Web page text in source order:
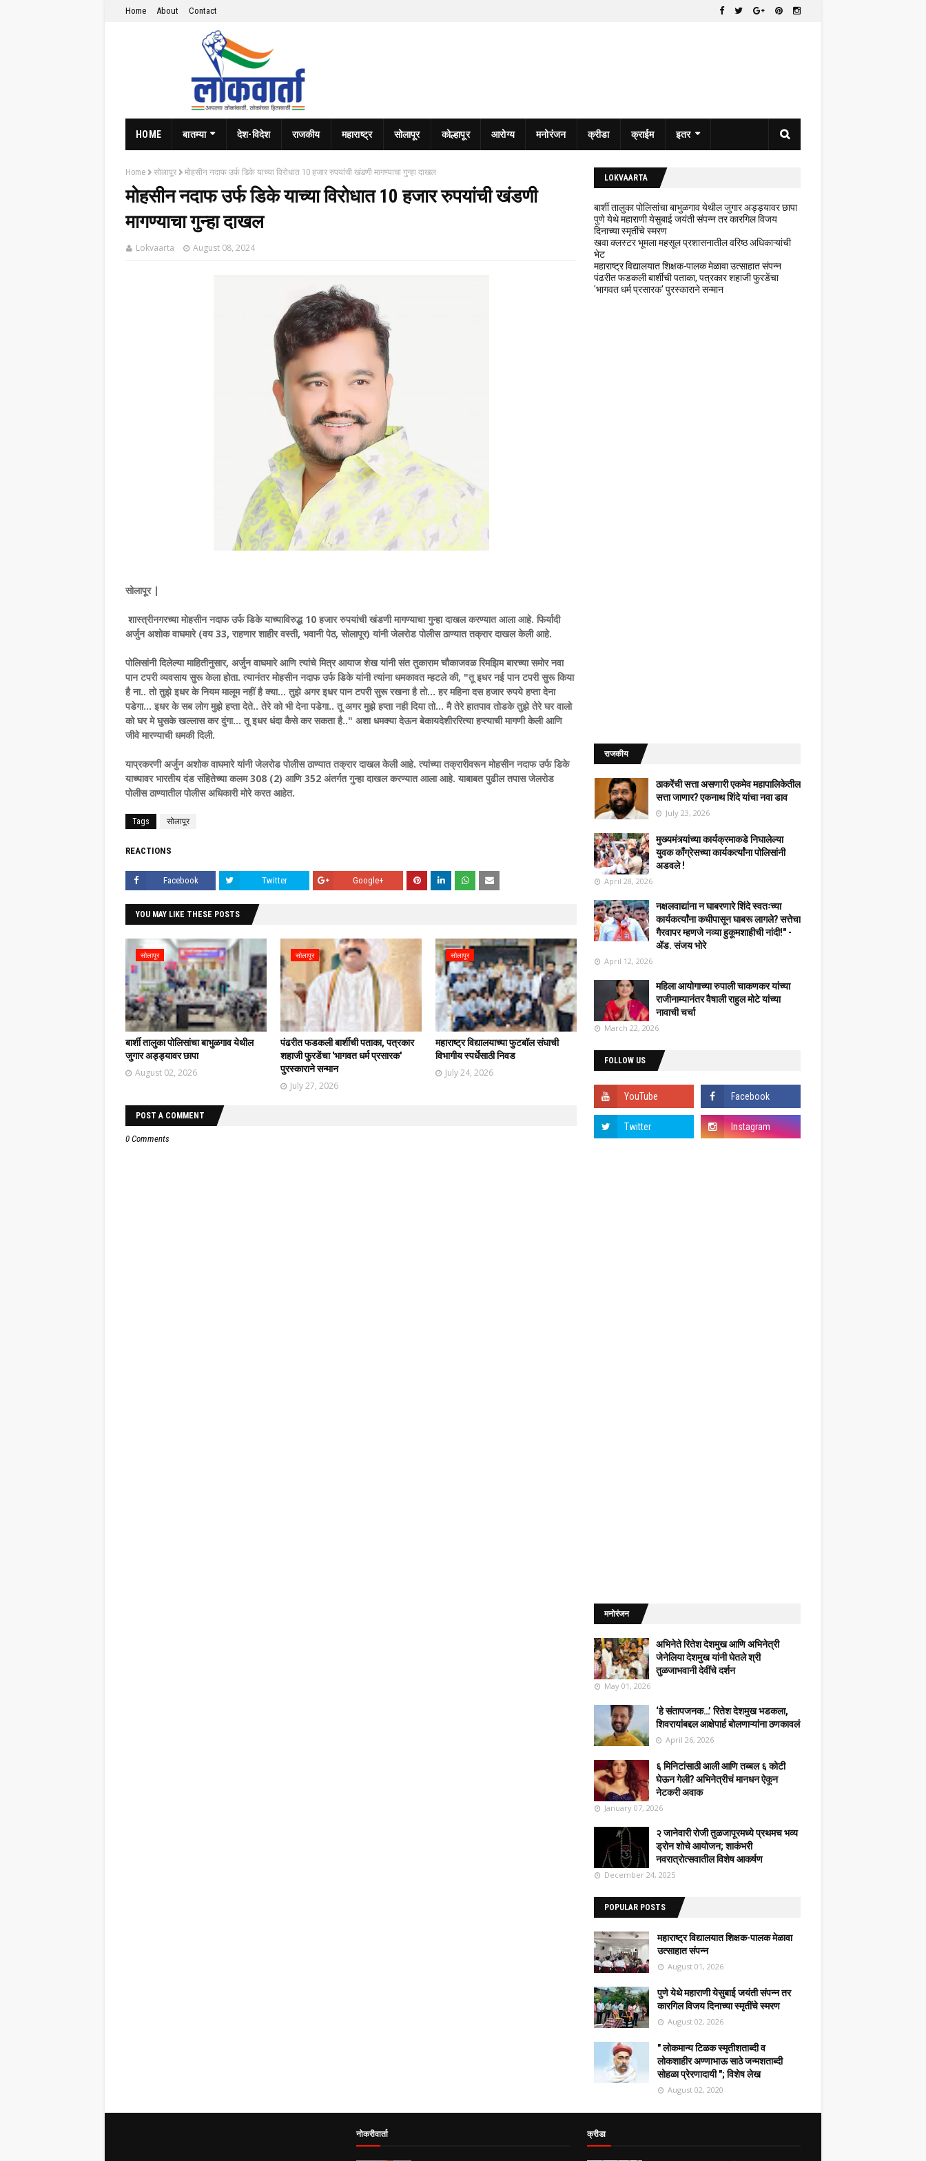
Home About Contact
HOME बातम्या देश-विदेश राजकीय महाराष्ट्र सोलापूर कोल्हापूर आरोग्य मनोरंजन क्रीडा क्राईम इतर
Home सोलापूर मोहसीन नदाफ उर्फ डिके याच्या विरोधात 10 हजार रुपयांची खंडणी मागण्याचा गुन्हा दाखल
मोहसीन नदाफ उर्फ डिके याच्या विरोधात 10 हजार रुपयांची खंडणी
मागण्याचा गुन्हा दाखल
Lokvaarta August 08, 2024
सोलापूर |
शास्त्रीनगरच्या मोहसीन नदाफ उर्फ डिके याच्याविरुद्ध 10 हजार रुपयांची खंडणी मागण्याचा गुन्हा दाखल करण्यात आला आहे. फिर्यादी
अर्जुन अशोक वाघमारे (वय 33, राहणार शाहीर वस्ती, भवानी पेठ, सोलापूर) यांनी जेलरोड पोलीस ठाण्यात तक्रार दाखल केली आहे.
पोलिसांनी दिलेल्या माहितीनुसार, अर्जुन वाघमारे आणि त्यांचे मित्र आयाज शेख यांनी संत तुकाराम चौकाजवळ रिमझिम बारच्या समोर नवा
पान टपरी व्यवसाय सुरू केला होता. त्यानंतर मोहसीन नदाफ उर्फ डिके यांनी त्यांना धमकावत म्हटले की, "तू इधर नई पान टपरी सुरू किया
है ना.. तो तुझे इधर के नियम मालूम नहीं है क्या... तुझे अगर इधर पान टपरी सुरू रखना है तो... हर महिना दस हजार रुपये हप्ता देना
पडेगा... इधर के सब लोग मुझे हप्ता देते.. तेरे को भी देना पडेगा.. तू अगर मुझे हप्ता नही दिया तो... मै तेरे हातपाव तोडके तुझे तेरे घर वालो
को घर मे घुसके खल्लास कर दुंगा... तू इधर धंदा कैसे कर सकता है.." अशा धमक्या देऊन बेकायदेशीररित्या हप्त्याची मागणी केली आणि
जीवे मारण्याची धमकी दिली.
याप्रकरणी अर्जुन अशोक वाघमारे यांनी जेलरोड पोलीस ठाण्यात तक्रार दाखल केली आहे. त्यांच्या तक्रारीवरून मोहसीन नदाफ उर्फ डिके
याच्यावर भारतीय दंड संहितेच्या कलम 308 (2) आणि 352 अंतर्गत गुन्हा दाखल करण्यात आला आहे. याबाबत पुढील तपास जेलरोड
पोलीस ठाण्यातील पोलीस अधिकारी मोरे करत आहेत.
Tags सोलापूर
REACTIONS
Facebook Twitter Google+
YOU MAY LIKE THESE POSTS
सोलापूर
बार्शी तालुका पोलिसांचा बाभुळगाव येथील
जुगार अड्ड्यावर छापा
August 02, 2026
सोलापूर
पंढरीत फडकली बार्शीची पताका, पत्रकार
शहाजी फुरडेंचा 'भागवत धर्म प्रसारक'
पुरस्काराने सन्मान
July 27, 2026
सोलापूर
महाराष्ट्र विद्यालयाच्या फुटबॉल संघाची
विभागीय स्पर्धेसाठी निवड
July 24, 2026
POST A COMMENT
0 Comments
LOKVAARTA
बार्शी तालुका पोलिसांचा बाभुळगाव येथील जुगार अड्ड्यावर छापा
पुणे येथे महाराणी येसुबाई जयंती संपन्न तर कारगिल विजय
दिनाच्या स्मृतींचे स्मरण
खवा क्लस्टर भूमला महसूल प्रशासनातील वरिष्ठ अधिकाऱ्यांची
भेट
महाराष्ट्र विद्यालयात शिक्षक-पालक मेळावा उत्साहात संपन्न
पंढरीत फडकली बार्शीची पताका, पत्रकार शहाजी फुरडेंचा
'भागवत धर्म प्रसारक' पुरस्काराने सन्मान
राजकीय
ठाकरेंची सत्ता असणारी एकमेव महापालिकेतील
सत्ता जाणार? एकनाथ शिंदे यांचा नवा डाव
July 23, 2026
मुख्यमंत्र्यांच्या कार्यक्रमाकडे निघालेल्या
युवक काँग्रेसच्या कार्यकर्त्यांना पोलिसांनी
अडवले !
April 28, 2026
नक्षलवाद्यांना न घाबरणारे शिंदे स्वतःच्या
कार्यकर्त्यांना कधीपासून घाबरू लागले? सत्तेचा
गैरवापर म्हणजे नव्या हुकूमशाहीची नांदी!" -
ॲड. संजय भोरे
April 12, 2026
महिला आयोगाच्या रुपाली चाकणकर यांच्या
राजीनाम्यानंतर वैषाली राहुल मोटे यांच्या
नावाची चर्चा
March 22, 2026
FOLLOW US
मनोरंजन
अभिनेते रितेश देशमुख आणि अभिनेत्री
जेनेलिया देशमुख यांनी घेतले श्री
तुळजाभवानी देवींचे दर्शन
May 01, 2026
‘हे संतापजनक…’ रितेश देशमुख भडकला,
शिवरायांबद्दल आक्षेपार्ह बोलणाऱ्यांना ठणकावलं
April 26, 2026
६ मिनिटांसाठी आली आणि तब्बल ६ कोटी
घेऊन गेली? अभिनेत्रीचं मानधन ऐकून
नेटकरी अवाक
January 07, 2026
२ जानेवारी रोजी तुळजापूरमध्ये प्रथमच भव्य
ड्रोन शोचे आयोजन; शाकंभरी
नवरात्रोत्सवातील विशेष आकर्षण
December 24, 2025
POPULAR POSTS
महाराष्ट्र विद्यालयात शिक्षक-पालक मेळावा
उत्साहात संपन्न
August 01, 2026
पुणे येथे महाराणी येसुबाई जयंती संपन्न तर
कारगिल विजय दिनाच्या स्मृतींचे स्मरण
August 02, 2026
" लोकमान्य टिळक स्मृतीशताब्दी व
लोकशाहीर अण्णाभाऊ साठे जन्मशताब्दी
सोहळा प्रेरणादायी "; विशेष लेख
August 02, 2020
नोकरीवार्ता क्रीडा